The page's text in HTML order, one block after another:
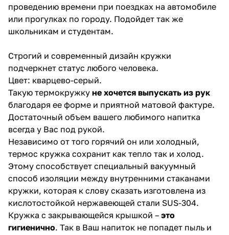
проведению времени при поездках на автомобиле
или прогулках по городу. Подойдет так же
школьникам и студентам.
Строгий и современный дизайн кружки
подчеркнет статус любого человека.
Цвет: кварцево-серый.
Такую термокружку не хочется выпускать из рук
благодаря ее форме и приятной матовой фактуре.
Достаточный объем вашего любимого напитка
всегда у Вас под рукой.
Независимо от того горячий он или холодный,
термос кружка сохранит как тепло так и холод.
Этому способствует специальный вакуумный
способ изоляции между внутренними стаканами
кружки, которая к слову сказать изготовлена из
кислотостойкой нержавеющей стали SUS-304.
Кружка с закрывающейся крышкой – это
гигиенично. Так в Ваш напиток не попадет пыль и